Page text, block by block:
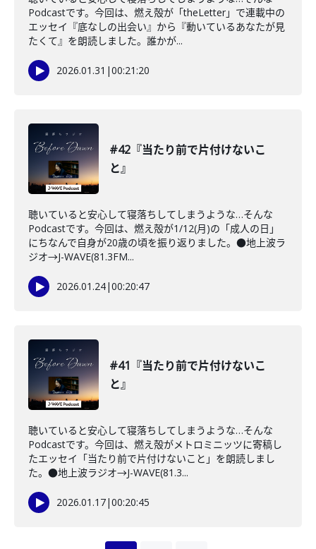
Podcastです。今回は、燃え殻が「theLetter」で連載中の
エッセイ『底なしの出会い』から『動いているあなたが見
たくて』を朗読しました。誰かが...
2026.01.31 |00:21:20
#42『当たり前で片付けないこ
と』
聴いていると安心して寝落ちしてしまうような…そんな
Podcastです。今回は、燃え殻が1/12(月)の「成人の日」
にちなんで自身が20歳の頃を振り返りました。●地上波ラ
ジオ→J-WAVE(81.3FM...
2026.01.24|00:20:47
#41『当たり前で片付けないこ
と』
聴いていると安心して寝落ちしてしまうような…そんな
Podcastです。今回は、燃え殻がメトロミニッツに寄稿し
たエッセイ「当たり前で片付けないこと」を朗読しまし
た。●地上波ラジオ→J-WAVE(81.3...
2026.01.17|00:20:45